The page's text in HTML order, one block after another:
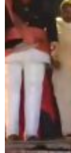
अविरल वर्षाले
पर्यटकीय स्थल